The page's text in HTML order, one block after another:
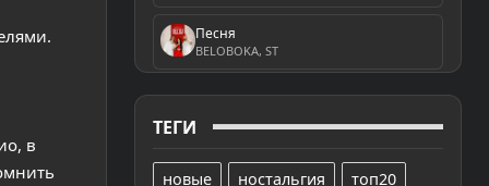
Песня
BELOBOKA, ST
ТЕГИ
новые ностальгия топ20
в